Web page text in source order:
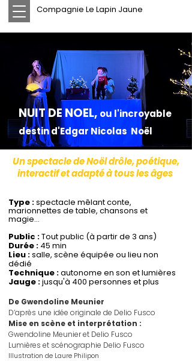
Compagnie Le Lapin Jaune
NUIT DE NOEL, ou l'incroyable
destin d'Edgar Nicolas Noël
Un spectacle de Noël drôle, poétique,
interactif etadapté à tous les âges
Type :spectacle mêlant conte,
marionnettes de table, chansons et
magie...
Public :Tout public (à partir de 3 ans)
Durée : 45 min
Lieu :salle, scène équipée ou lieu non
dédié
Technique :autonome en son et lumières
Jauge :jusqu'à 400 personnes et plus
De Gwendoline Meunier
D’après une idée originale de Delio Fusco
Mise en scène et interprétation :
Gwendoline Meunier et Delio Fusco
Lumières et scénographie Delio Fusco
Illustration de Laure Philipon